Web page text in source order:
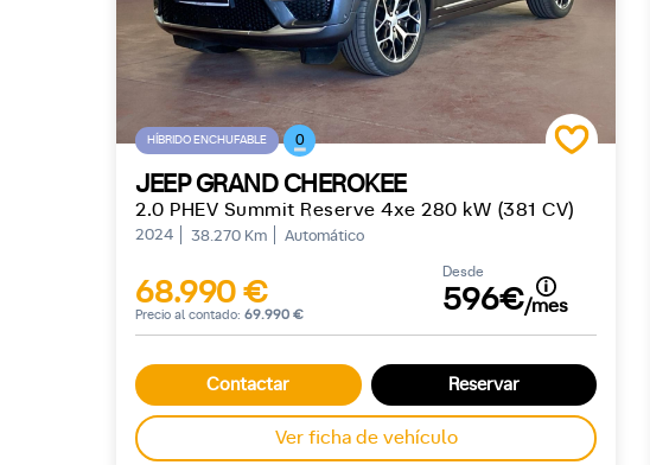
HÍBRIDO ENCHUFABLE 0
JEEP GRAND CHEROKEE
2.0 PHEV Summit Reserve 4xe 280 kW (381 CV)
2024 38.270 Km Automático
68.990 €
Precio al contado: 69.990 €
Desde
596€/mes
Contactar Reservar
Ver ficha de vehículo